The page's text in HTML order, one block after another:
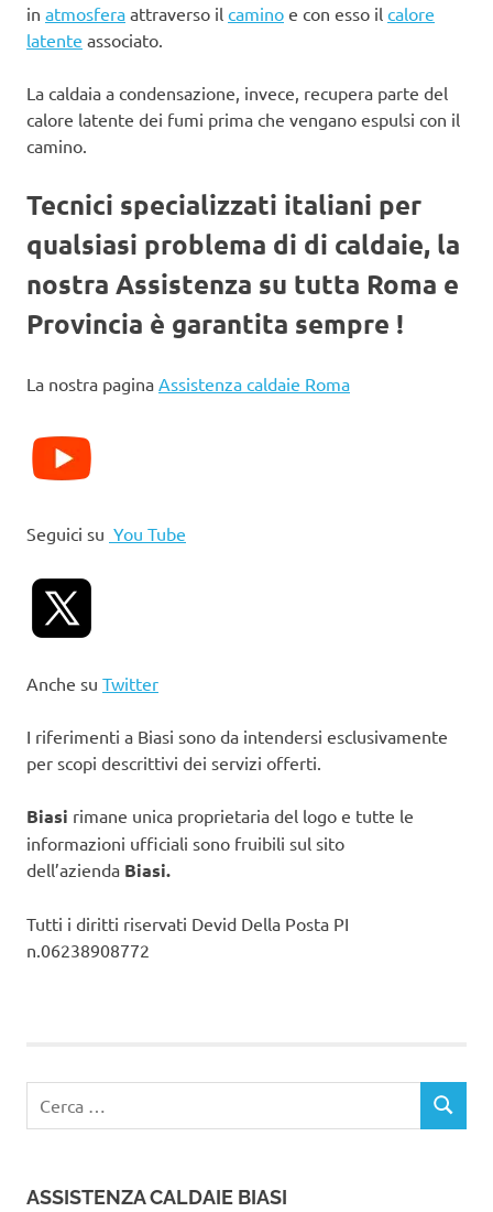
in atmosfera attraverso il camino e con esso il calore
latente associato.
La caldaia a condensazione, invece, recupera parte del
calore latente dei fumi prima che vengano espulsi con il
camino.
Tecnici specializzati italiani per
qualsiasi problema di di caldaie, la
nostra Assistenza su tutta Roma e
Provincia è garantita sempre !
La nostra pagina Assistenza caldaie Roma
Seguici su You Tube
Anche su Twitter
I riferimenti a Biasi sono da intendersi esclusivamente
per scopi descrittivi dei servizi offerti.
Biasi rimane unica proprietaria del logo e tutte le
informazioni ufficiali sono fruibili sul sito
dell’azienda Biasi.
Tutti i diritti riservati Devid Della Posta PI
n.06238908772
per:
CERCA
ASSISTENZA CALDAIE BIASI